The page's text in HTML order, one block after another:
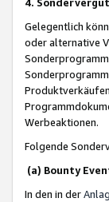
Gelegentlich
oder alternative
Werbeaktionen.
Folgende
(a) Bounty
In den in der